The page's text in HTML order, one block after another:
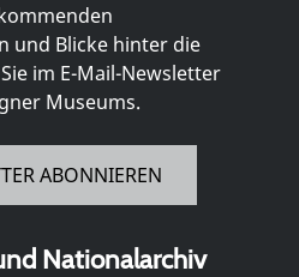
und Blicke hinter die
im E-Mail-Newsletter
Museums.
ABONNIEREN
Nationalarchiv